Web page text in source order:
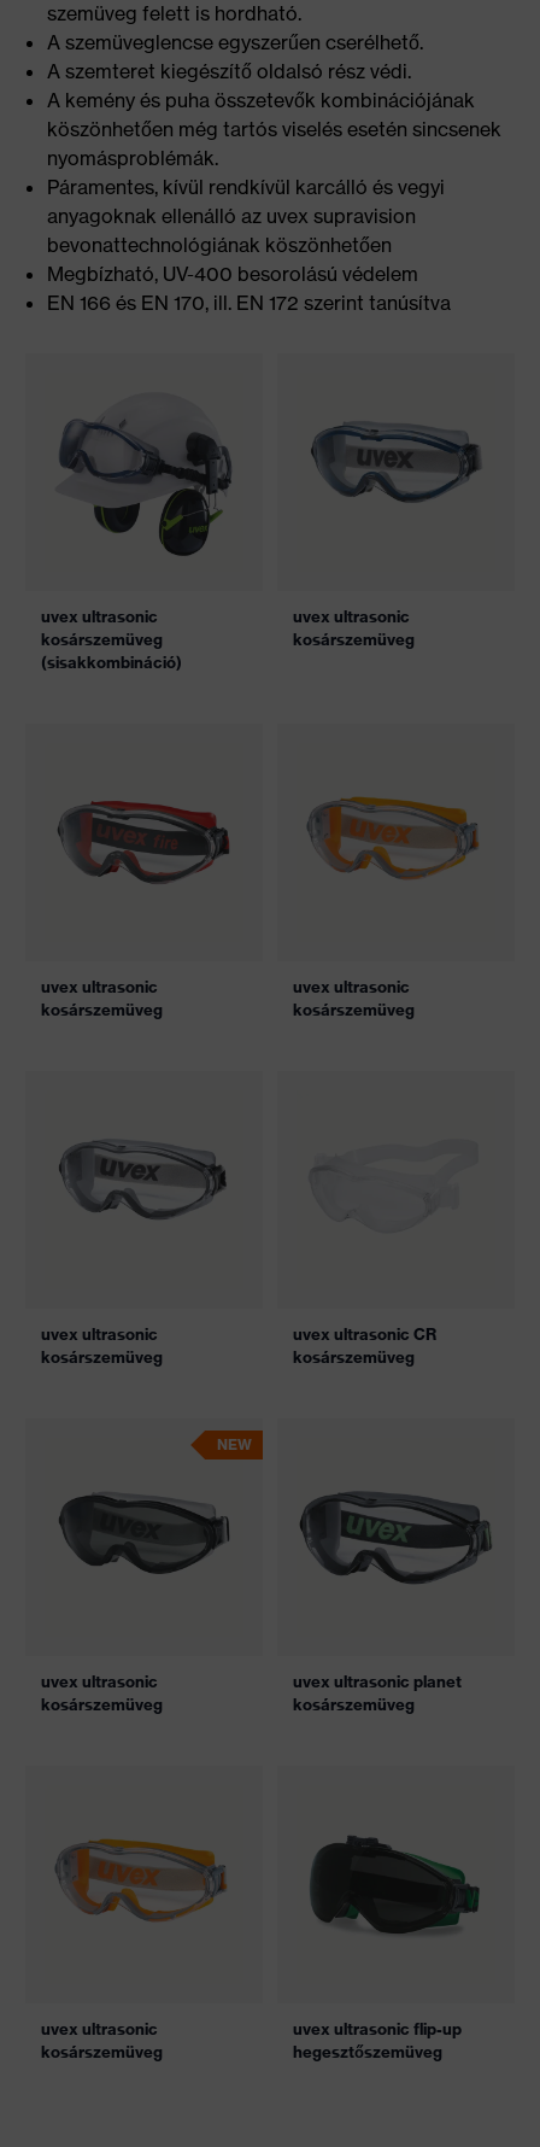
szemüveg felett is hordható.
A szemüveglencse egyszerűen cserélhető.
A szemteret kiegészítő oldalsó rész védi.
A kemény és puha összetevők kombinációjának
köszönhetően még tartós viselés esetén sincsenek
nyomásproblémák.
Páramentes, kívül rendkívül karcálló és vegyi
anyagoknak ellenálló az uvex supravision
bevonattechnológiának köszönhetően
Megbízható, UV-400 besorolású védelem
EN 166 és EN 170, ill. EN 172 szerint tanúsítva
uvex ultrasonic
kosárszemüveg
(sisakkombináció)
uvex ultrasonic
kosárszemüveg
uvex ultrasonic
kosárszemüveg
uvex ultrasonic
kosárszemüveg
uvex ultrasonic
kosárszemüveg
uvex ultrasonic CR
kosárszemüveg
NEW
uvex ultrasonic
kosárszemüveg
uvex ultrasonic planet
kosárszemüveg
uvex ultrasonic
kosárszemüveg
uvex ultrasonic flip-up
hegesztőszemüveg